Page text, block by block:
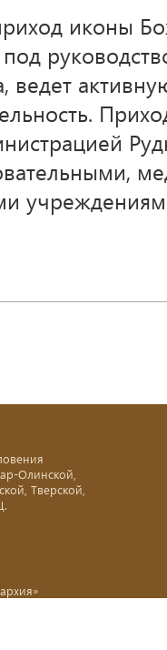
иконы
ведет
Олинской,
Тверской,